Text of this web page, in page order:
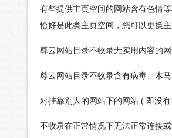
有些提供主页空间的网站含有色情
恰好是此类主页空间，您可以更换主
尊云网站目录不收录无实用内容的
尊云网站目录不收录含有病毒、木
对挂靠别人的网站下的网站 ( 即没
不收录在正常情况下无法正常连接或